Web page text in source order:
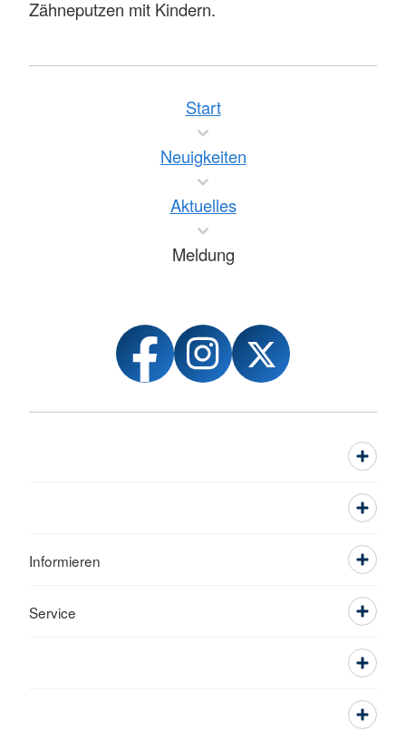
Zähneputzen mit Kindern.
Start
Neuigkeiten
Aktuelles
Meldung
Informieren
Service